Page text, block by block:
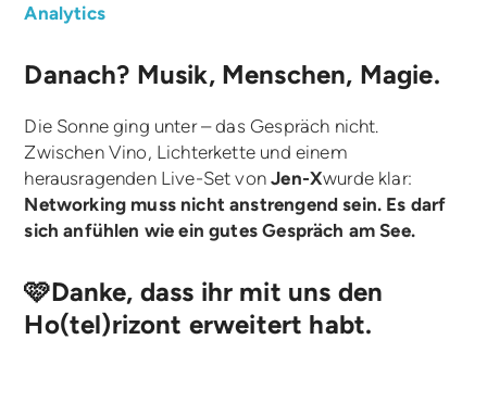
Analytics
Danach? Musik, Menschen, Magie.
Die Sonne ging unter – das Gespräch nicht.
Zwischen Vino, Lichterkette und einem
herausragenden Live-Set vonJen-Xwurde klar:
Networking muss nicht anstrengend sein. Es darf
sich anfühlen wie ein gutes Gespräch am See.
🩷Danke, dass ihr mit uns den
Ho(tel)rizont erweitert habt.